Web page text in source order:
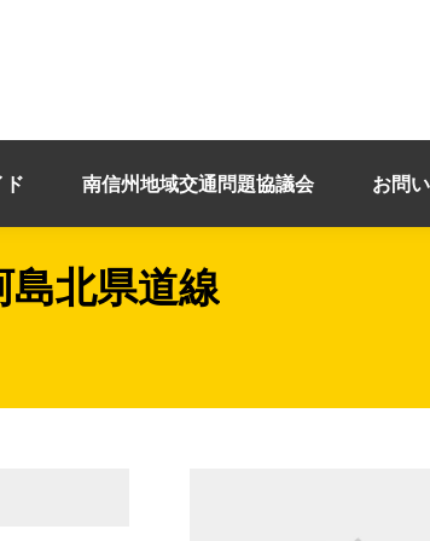
南信州地域交通問題協議会 お問
島北県道線